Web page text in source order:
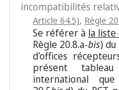
incompatibilités
Article 64.5), Règle
Se référer à la
Règle 20.8.a-bis) du
d'offices
présent
international